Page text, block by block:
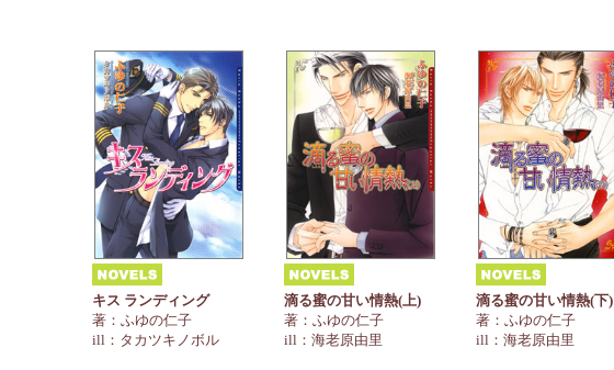
キス ランディング
著：ふゆの仁子
ill：タカツキノボル
滴る蜜の甘い情熱(上)
著：ふゆの仁子
ill：海老原由里
滴る蜜の甘い情熱(下)
著：ふゆの仁子
ill：海老原由里